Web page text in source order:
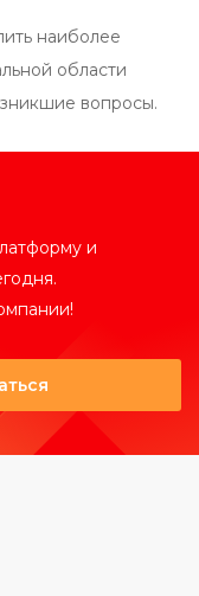
наиболее
области
вопросы.
и